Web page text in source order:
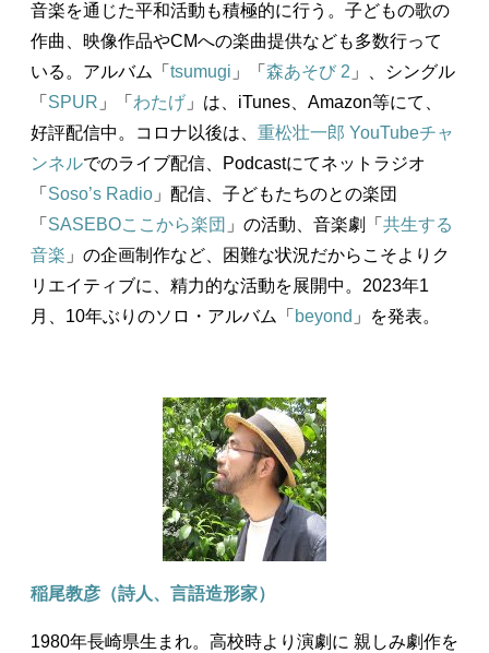
音楽を通じた平和活動も積極的に行う。子どもの歌の
作曲、映像作品やCMへの楽曲提供なども多数行って
いる。アルバム「 tsumugi 」「 森あそび 2 」、シングル
「 SPUR 」「 わたげ 」は、iTunes、Amazon等にて、
好評配信中。コロナ以後は、 重松壮一郎 YouTubeチャ
ンネルでのライブ配信、Podcastにてネットラジオ
「 Soso’s Radio 」配信、子どもたちのとの楽団
「 SASEBOここから楽団 」の活動、音楽劇「 共生する
音楽 」の企画制作など、困難な状況だからこそよりク
リエイティブに、精力的な活動を展開中。2023年1
月、10年ぶりのソロ・アルバム「 beyond 」を発表。
稲尾教彦（詩人、言語造形家）
1980年長崎県生まれ。高校時より演劇に 親しみ劇作を